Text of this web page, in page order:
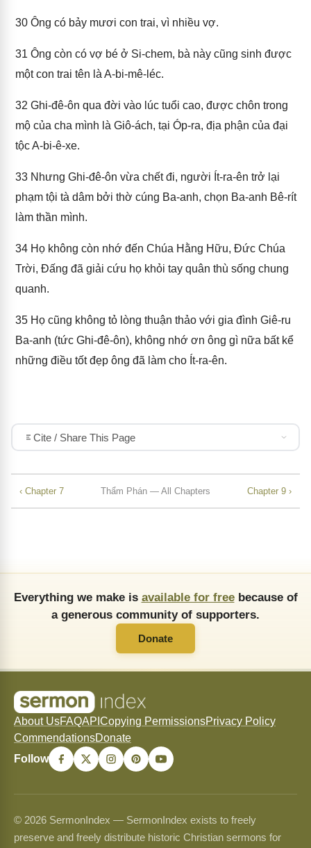
30 Ông có bảy mươi con trai, vì nhiều vợ.
31 Ông còn có vợ bé ở Si-chem, bà này cũng sinh được
một con trai tên là A-bi-mê-léc.
32 Ghi-đê-ôn qua đời vào lúc tuổi cao, được chôn trong
mộ của cha mình là Giô-ách, tại Óp-ra, địa phận của đại
tộc A-bi-ê-xe.
33 Nhưng Ghi-đê-ôn vừa chết đi, người Ít-ra-ên trở lại
phạm tội tà dâm bởi thờ cúng Ba-anh, chọn Ba-anh Bê-rít
làm thần mình.
34 Họ không còn nhớ đến Chúa Hằng Hữu, Đức Chúa
Trời, Đấng đã giải cứu họ khỏi tay quân thù sống chung
quanh.
35 Họ cũng không tỏ lòng thuận thảo với gia đình Giê-ru
Ba-anh (tức Ghi-đê-ôn), không nhớ ơn ông gì nữa bất kể
những điều tốt đẹp ông đã làm cho Ít-ra-ên.
Cite / Share This Page
‹ Chapter 7 Thẩm Phán — All Chapters Chapter 9 ›
Everything we make is available for freebecause of
a generous community of supporters.
Donate
About UsFAQAPI Copying PermissionsPrivacy Policy
CommendationsDonate
Follow
© 2026 SermonIndex — SermonIndex exists to freely
preserve and freely distribute historic Christian sermons for